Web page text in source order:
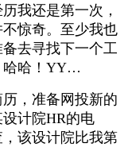
我还是第一次，
惊奇。至少我也
去寻找下一个工
哈哈！YY…
，准备网投新的
计院HR的电
该设计院比我第